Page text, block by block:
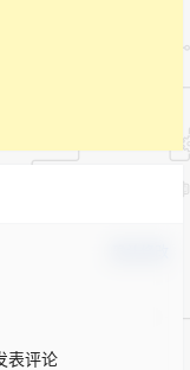
表评论